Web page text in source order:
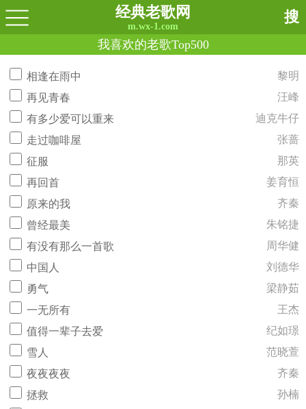
经典老歌网
m.wx-1.com
搜
我喜欢的老歌Top500
相逢在雨中
黎明
再见青春
汪峰
有多少爱可以重来
迪克牛仔
走过咖啡屋
张蔷
征服
那英
再回首
姜育恒
原来的我
齐秦
曾经最美
朱铭捷
有没有那么一首歌
周华健
中国人
刘德华
勇气
梁静茹
一无所有
王杰
值得一辈子去爱
纪如璟
雪人
范晓萱
夜夜夜夜
齐秦
拯救
孙楠